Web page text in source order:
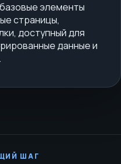
элементы
страницы,
доступный для
данные и
ШАГ